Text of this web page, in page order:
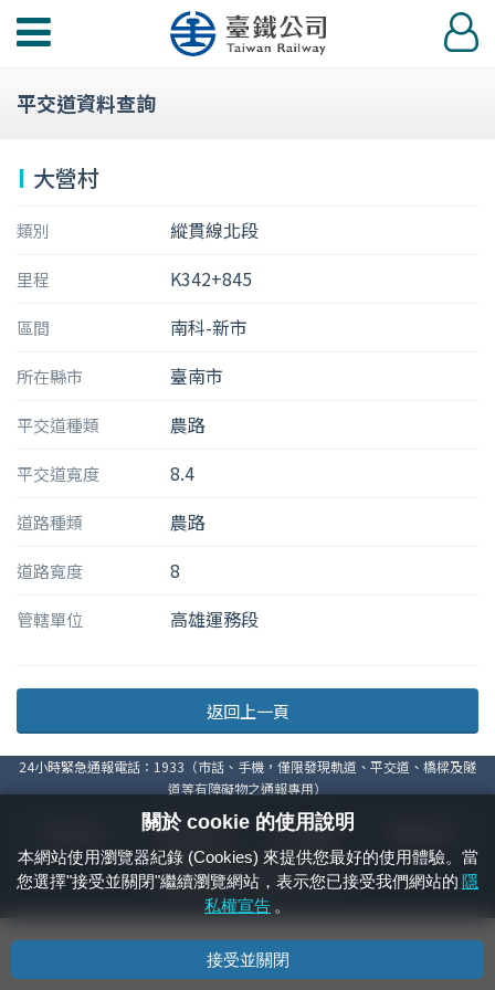
功
選
登
入
平交道資料查詢
大營村
類別 縱貫線北段
里程 K342+845
區間 南科-新市
所在縣市 臺南市
平交道種類 農路
平交道寬度 8.4
道路種類 農路
道路寬度 8
管轄單位 高雄運務段
返回上一頁
24小時緊急通報電話：1933（市話、手機，僅限發現軌道、平交道、橋樑及隧
道等有障礙物之通報專用）
資通安全政策 著作權聲明
國營臺灣鐵路股份有限公司 © 版權所有
本頁產生時間： 2026/08/08 13:14:30
關於 cookie 的使用說明
本網站使用瀏覽器紀錄 (Cookies) 來提供您最好的使用體驗。當
您選擇"接受並關閉"繼續瀏覽網站，表示您已接受我們網站的 隱
私權宣告 。
接受並關閉